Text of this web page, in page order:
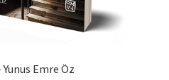
Emre Öz